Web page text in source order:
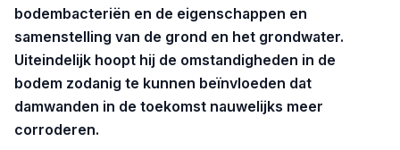
bodembacteriën en de eigenschappen en
samenstelling van de grond en het grondwater.
Uiteindelijk hoopt hij de omstandigheden in de
bodem zodanig te kunnen beïnvloeden dat
damwanden in de toekomst nauwelijks meer
corroderen.